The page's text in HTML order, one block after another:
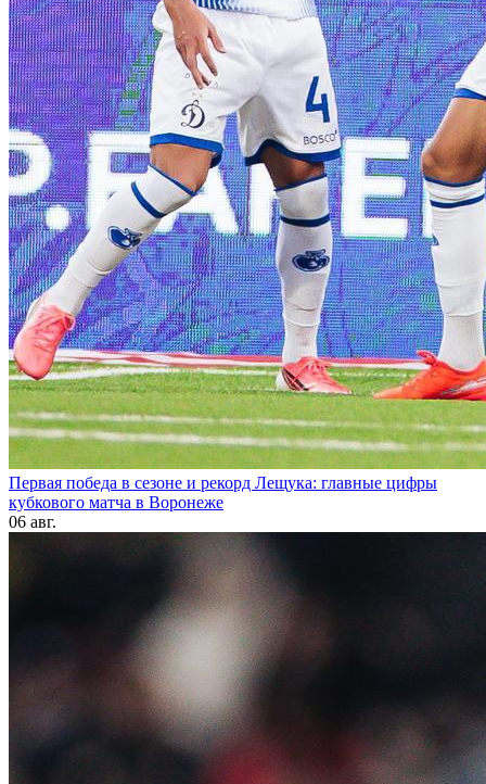
Первая победа в сезоне и рекорд Лещука: главные цифры
кубкового матча в Воронеже
06 авг.